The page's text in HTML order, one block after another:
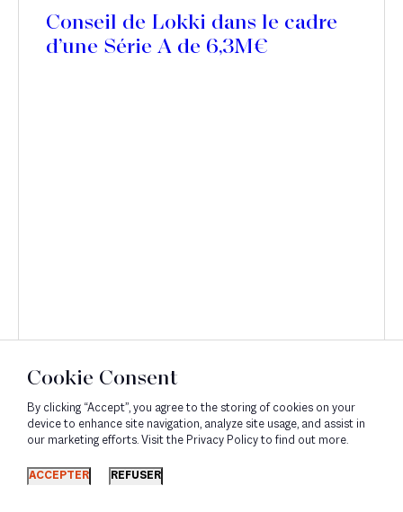
Conseil de Lokki dans le cadre
d’une Série A de 6,3M€
Découvrir
Cookie Consent
By clicking “Accept”, you agree to the storing of cookies on your
device to enhance site navigation, analyze site usage, and assist in
our marketing efforts. Visit the Privacy Policy to find out more.
ACCEPTER REFUSER